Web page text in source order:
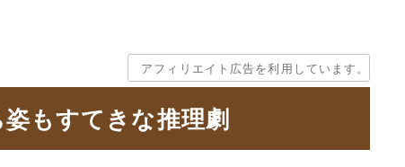
アフィリエイト広告を利用しています。
もすてきな推理劇